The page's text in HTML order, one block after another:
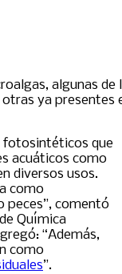
algunas de
ya presentes
fotosintéticos que
acuáticos como
diversos usos.
como
peces”, comentó
Química
“Además,
como
”.